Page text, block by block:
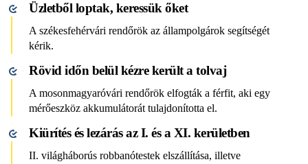
Üzletből loptak, keressük őket
A székesfehérvári rendőrök az állampolgárok segítségét
kérik.
Rövid időn belül kézre került a tolvaj
A mosonmagyaróvári rendőrök elfogták a férfit, aki egy
mérőeszköz akkumulátorát tulajdonította el.
Kiürítés és lezárás az I. és a XI. kerületben
II. világháborús robbanótestek elszállítása, illetve